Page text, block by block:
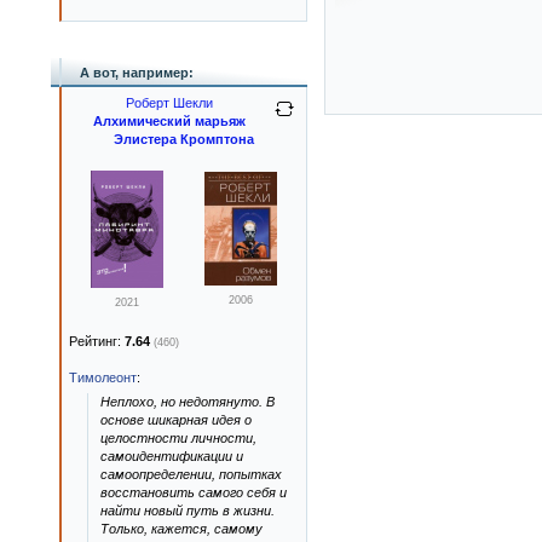
А вот, например:
Роберт Шекли
Алхимический марьяж
Элистера Кромптона
2021 2006
Рейтинг: 7.64 (460)
Тимолеонт:
Неплохо, но недотянуто. В
основе шикарная идея о
целостности личности,
самоидентификации и
самоопределении, попытках
восстановить самого себя и
найти новый путь в жизни.
Только, кажется, самому